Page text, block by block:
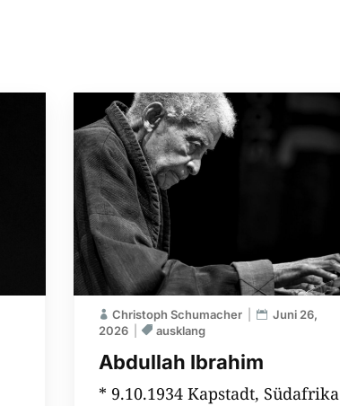
Abdullah Ibrahim
Christoph Schumacher
Juni 26,
2026
ausklang
* 9.10.1934 Kapstadt, Südafrika